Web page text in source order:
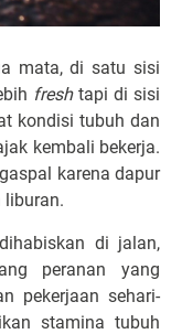
mata, di satu sisi
freshtapi di sisi
kondisi tubuh dan
kembali bekerja.
karena dapur
liburan.
di jalan,
peranan yang
pekerjaan sehari-
stamina tubuh